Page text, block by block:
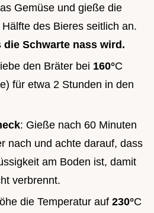
Gemüse und gieße die
des Bieres seitlich an.
die Schwarte nass wird.
den Bräter bei 160°C
für etwa 2 Stunden in den
: Gieße nach 60 Minuten
nach und achte darauf, dass
am Boden ist, damit
verbrennt.
die Temperatur auf 230°C